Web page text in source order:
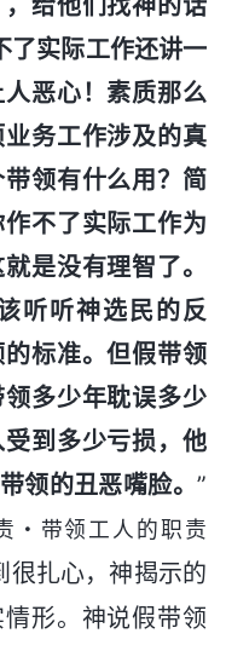
了实际工作还讲一
恶心！素质那么
务工作涉及的真
领有什么用？简
不了实际工作为
是没有理智了。
听听神选民的反
标准。但假带领
多少年耽误多少
到多少亏损，他
领的丑恶嘴脸。 ”
・带领工人的职责
很扎心，神揭示的
形。神说假带领